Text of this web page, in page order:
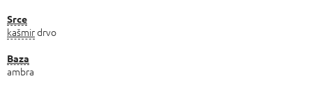
Srce
kašmirdrvo
Baza
ambra